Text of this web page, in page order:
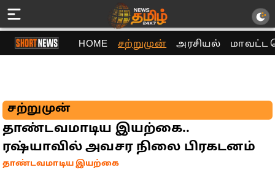
HOME சற்றுமுன் அரசியல் மாவட்ட
சற்றுமுன்
தாண்டவமாடிய இயற்கை..
ரஷ்யாவில் அவசர நிலை பிரகடனம்
தாண்டவமாடிய இயற்கை